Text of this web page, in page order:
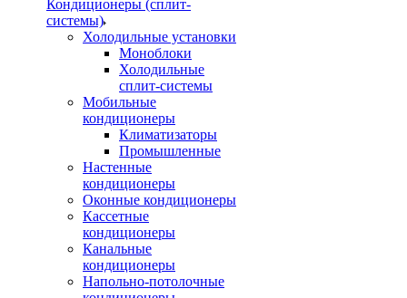
Кондиционеры (сплит-
системы)
Холодильные установки
Моноблоки
Холодильные
сплит-системы
Мобильные
кондиционеры
Климатизаторы
Промышленные
Настенные
кондиционеры
Оконные кондиционеры
Кассетные
кондиционеры
Канальные
кондиционеры
Напольно-потолочные